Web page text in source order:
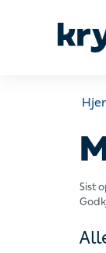
Sist